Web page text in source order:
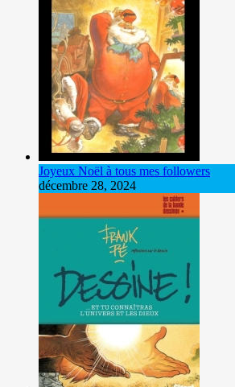
Joyeux Noël à tous mes followers
décembre 28, 2024